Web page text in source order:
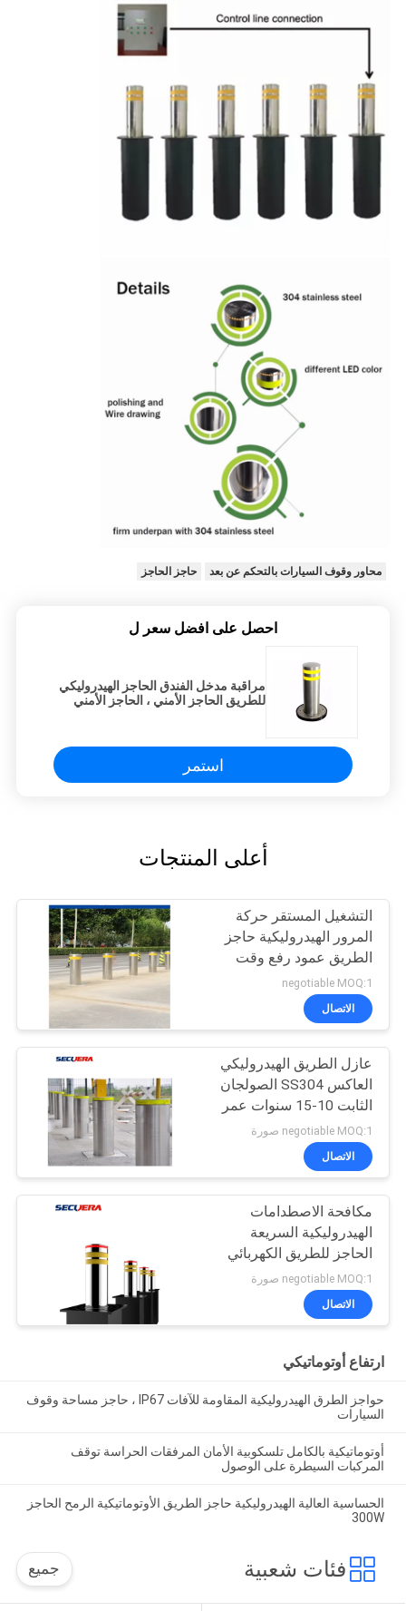
محاور وقوف السيارات بالتحكم عن بعد حاجز الحاجز
احصل على افضل سعر ل
مراقبة مدخل الفندق الحاجز الهيدروليكي
للطريق الحاجز الأمني ، الحاجز الأمني
استمر
أعلى المنتجات
التشغيل المستقر حركة
المرور الهيدروليكية حاجز
الطريق عمود رفع وقت
ارتفاع قابل للتعديل
negotiable MOQ:1
الاتصال
عازل الطريق الهيدروليكي
العاكس SS304 الصولجان
الثابت 10-15 سنوات عمر
الخدمة
negotiable MOQ:1 صورة
الاتصال
مكافحة الاصطدامات
الهيدروليكية السريعة
الحاجز للطريق الكهربائي
negotiable MOQ:1 صورة
الاتصال
ارتفاع أوتوماتيكي
حواجز الطرق الهيدروليكية المقاومة للآفات IP67 ، حاجز مساحة وقوف
السيارات
أوتوماتيكية بالكامل تلسكوبية الأمان المرفقات الحراسة توقف
المركبات السيطرة على الوصول
الحساسية العالية الهيدروليكية حاجز الطريق الأوتوماتيكية الرمح الحاجز
300W
فئات شعبية جميع